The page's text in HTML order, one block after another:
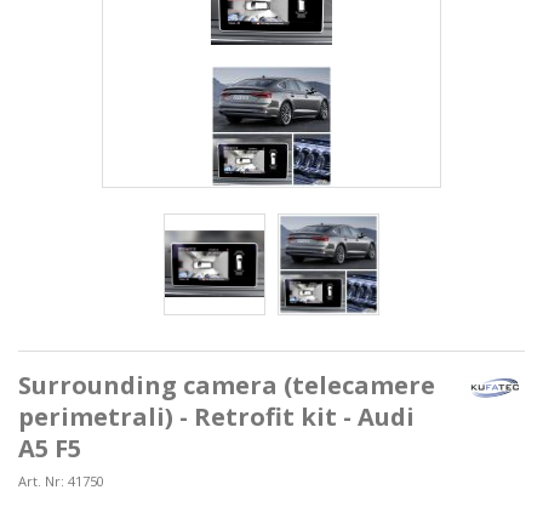
Surrounding camera (telecamere
perimetrali) - Retrofit kit - Audi
A5 F5
Art. Nr: 41750